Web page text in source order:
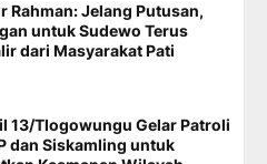
Rahman: Jelang Putusan,
untuk Sudewo Terus
dari Masyarakat Pati
13/Tlogowungu Gelar Patroli
dan Siskamling untuk